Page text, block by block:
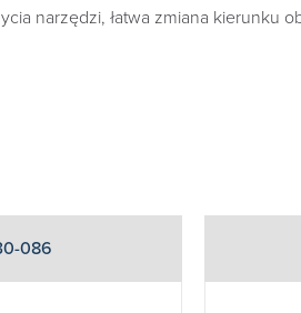
narzędzi, łatwa zmiana kierunku
086